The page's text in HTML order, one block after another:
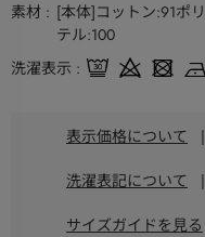
素材
[本体]コットン:91ポ
テル:100
洗濯表示
表示価格について
洗濯表記について |
サイズガイドを見る